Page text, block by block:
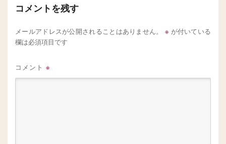
コメントを残す
メールアドレスが公開されることはありません。 ※ が付いている
欄は必須項目です
コメント ※